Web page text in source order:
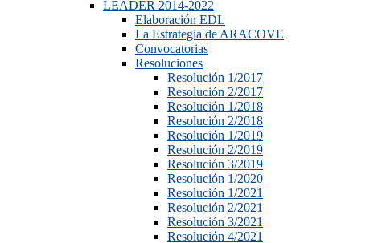
LEADER 2014-2022
Elaboración EDL
La Estrategia de ARACOVE
Convocatorias
Resoluciones
Resolución 1/2017
Resolución 2/2017
Resolución 1/2018
Resolución 2/2018
Resolución 1/2019
Resolución 2/2019
Resolución 3/2019
Resolución 1/2020
Resolución 1/2021
Resolución 2/2021
Resolución 3/2021
Resolución 4/2021